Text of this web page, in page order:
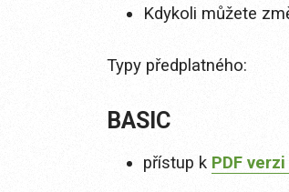
Kdykoli můžete
Typy předplatného:
BASIC
přístup k PDF